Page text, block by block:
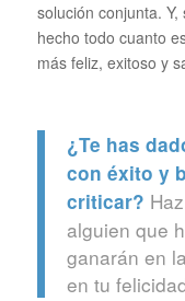
solución conjunta.
hecho todo cuanto
más feliz, exitoso y
¿Te has
con éxito y
criticar?
alguien que
ganarán en
en tu